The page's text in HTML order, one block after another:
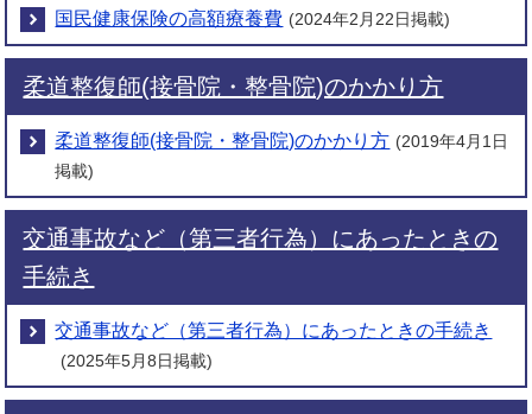
国民健康保険の高額療養費 (2024年2月22日掲載)
柔道整復師(接骨院・整骨院)のかかり方
柔道整復師(接骨院・整骨院)のかかり方 (2019年4月1日
掲載)
交通事故など（第三者行為）にあったときの
手続き
交通事故など（第三者行為）にあったときの手続き
(2025年5月8日掲載)